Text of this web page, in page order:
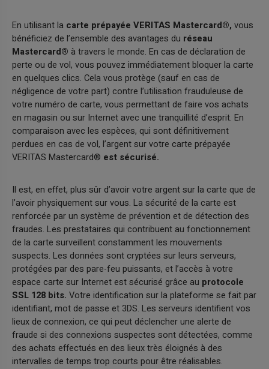
En utilisant la carte prépayée VERITAS Mastercard®, vous
bénéficiez de l’ensemble des avantages du réseau
Mastercard® à travers le monde. En cas de déclaration de
perte ou de vol, vous pouvez immédiatement bloquer la carte
en quelques clics. Cela vous protège (sauf en cas de
négligence de votre part) contre l’utilisation frauduleuse de
votre numéro de carte, vous permettant de faire vos achats
en magasin ou sur Internet avec une tranquillité d’esprit. En
comparaison avec les espèces, qui sont définitivement
perdues en cas de vol, l’argent sur votre carte prépayée
VERITAS Mastercard® est sécurisé.
Il est, en effet, plus sûr d’avoir votre argent sur la carte que de
l’avoir physiquement sur vous. La sécurité de la carte est
renforcée par un système de prévention et de détection des
fraudes. Les prestataires qui contribuent au fonctionnement
de la carte surveillent constamment les mouvements
suspects. Les données sont cryptées sur leurs serveurs,
protégées par des pare-feu puissants, et l’accès à votre
espace carte sur Internet est sécurisé grâce au protocole
SSL 128 bits. Votre identification sur la plateforme se fait par
identifiant, mot de passe et 3DS. Les serveurs identifient vos
lieux de connexion, ce qui peut déclencher une alerte de
fraude si des connexions suspectes sont détectées, comme
des achats effectués en des lieux très éloignés à des
intervalles de temps trop courts pour être réalisables.